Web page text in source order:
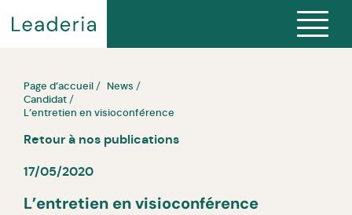
Page d’accueil
News
Candidat
L’entretien en visioconférence
Retour à nos publications
17/05/2020
L’entretien en visioconférence